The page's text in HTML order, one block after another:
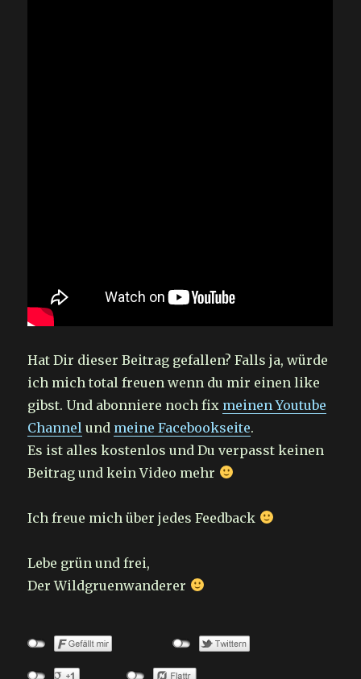
Hat Dir dieser Beitrag gefallen? Falls ja, würde
ich mich total freuen wenn du mir einen like
gibst. Und abonniere noch fix meinen Youtube
Channel und meine Facebookseite.
Es ist alles kostenlos und Du verpasst keinen
Beitrag und kein Video mehr
Ich freue mich über jedes Feedback
Lebe grün und frei,
Der Wildgruenwanderer